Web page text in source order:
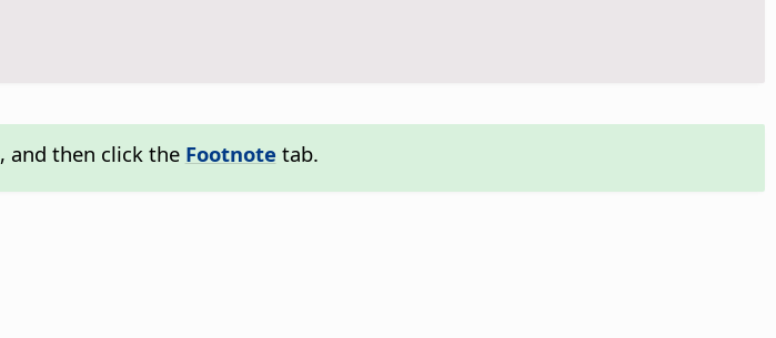
, and then click the Footnote tab.